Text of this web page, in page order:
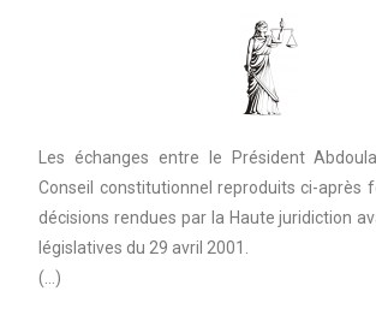
Les échanges entre le Président
Conseil constitutionnel reproduits ci-après
décisions rendues par la Haute juridiction
législatives du 29 avril 2001.
(…)